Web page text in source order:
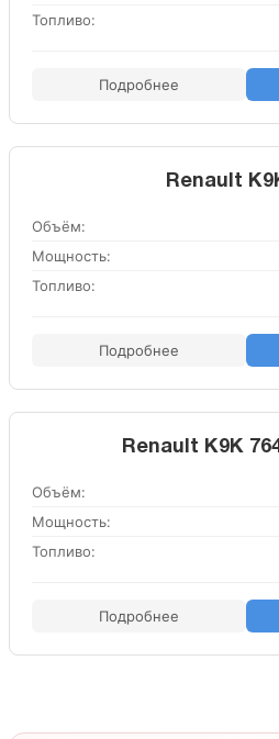
Топливо:
Подробнее
Renault
Объём:
Мощность:
Топливо:
Подробнее
Renault K9K
Объём:
Мощность:
Топливо:
Подробнее